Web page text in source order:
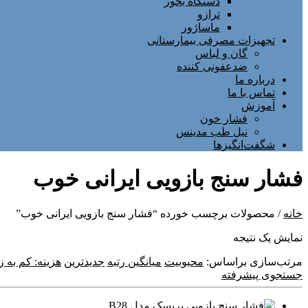
ترازو
ماساژور
تجهیزات مصرفی بیمارستانی
گان و لباس
ضدعفونی کننده
درباره ما
تماس با ما
آموزش
فشار خون
نیل طب مدینس
شگفت‌انگیزها
فشار سنج بازویی ایرانی خوب
خانه / محصولات برچسب خورده “فشار سنج بازویی ایرانی خوب”
نمایش یک نتیجه
مرتب‌سازی براساس: محبوبیت میانگین رتبه جدیدترین هزینه: کم به
جستجوی پیشرفته